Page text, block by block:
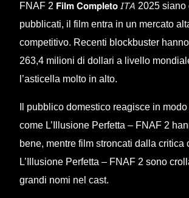
FNAF 2 𝗙𝗶𝗹𝗺 𝗖𝗼𝗺𝗽𝗹𝗲𝘁𝗼 𝘐𝘛𝘈 2025 siano
pubblicati, il film entra in un mercato
competitivo. Recenti blockbuster
263,4 milioni di dollari a livello
l’asticella molto in alto.
Il pubblico domestico reagisce in
come L’Illusione Perfetta – FNAF 2
bene, mentre film stroncati dalla critica
L’Illusione Perfetta – FNAF 2 sono
grandi nomi nel cast.